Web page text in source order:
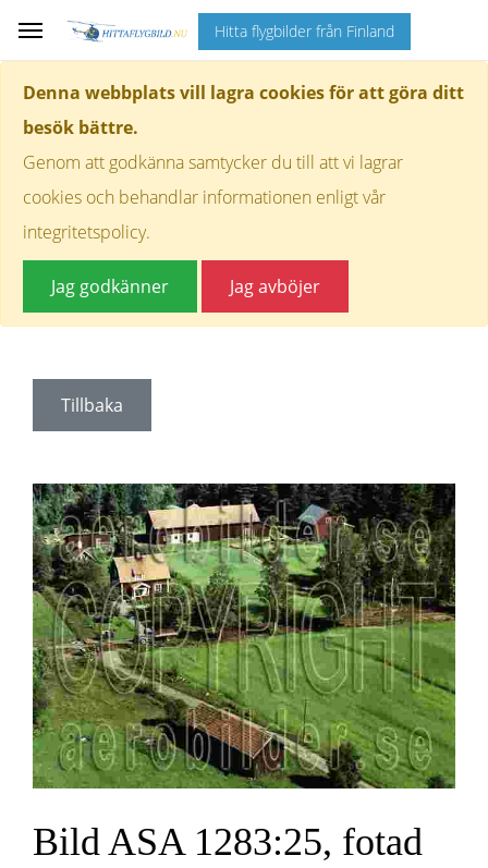
Denna webbplats vill lagra cookies för att göra ditt
besök bättre.
Genom att godkänna samtycker du till att vi lagrar
cookies och behandlar informationen enligt vår
integritetspolicy.
Jag godkänner Jag avböjer
Hitta flygbilder från Finland
Tillbaka
Bild ASA 1283:25, fotad